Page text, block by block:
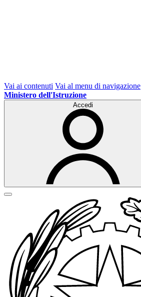
Vai ai contenuti Vai al menu di navigazione
Ministero dell'Istruzione
Accedi